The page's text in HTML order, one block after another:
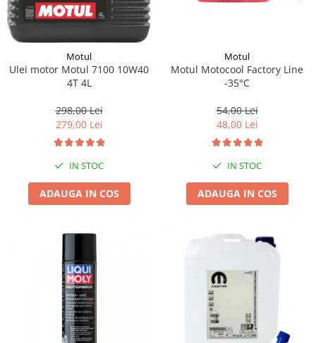
Motul
Ulei motor Motul 7100 10W40
4T 4L
298,00 Lei
279,00 Lei
IN STOC
ADAUGA IN COS
Motul
Motul Motocool Factory Line
-35°C
54,00 Lei
48,00 Lei
IN STOC
ADAUGA IN COS